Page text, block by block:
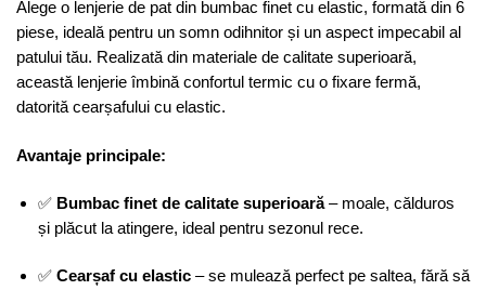
Alege o lenjerie de pat din bumbac finet cu elastic, formată din 6
piese, ideală pentru un somn odihnitor și un aspect impecabil al
patului tău. Realizată din materiale de calitate superioară,
această lenjerie îmbină confortul termic cu o fixare fermă,
datorită cearșafului cu elastic.
Avantaje principale:
✅ Bumbac finet de calitate superioară– moale, călduros
și plăcut la atingere, ideal pentru sezonul rece.
✅ Cearșaf cu elastic – se mulează perfect pe saltea, fără să